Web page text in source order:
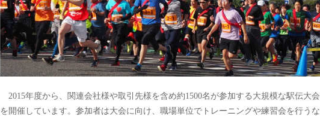
2015年度から、関連会社様や取引先様を含め約1500名が参加する大規模な駅伝大会
を開催しています。参加者は大会に向け、職場単位でトレーニングや練習会を行うな